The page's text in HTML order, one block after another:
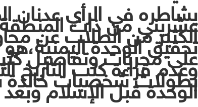
يشاطره في الرأي
عشريني من ذات
الكثير من الطلاب عن
تحقيق الوحدة
على مجريات وتفاصيل
وعدم قراءة كتب التاريخ
بطولات شخصيات
الوحدة قبل الإسلام